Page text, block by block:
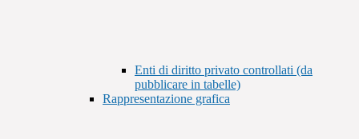
Enti di diritto privato controllati (da
pubblicare in tabelle)
Rappresentazione grafica